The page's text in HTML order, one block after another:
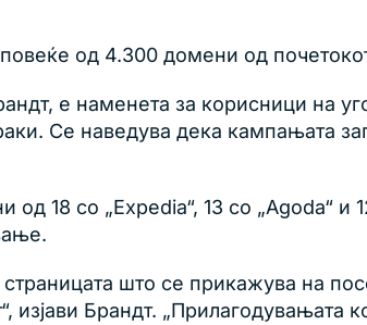
од 4.300 домени од
е наменета за корисници на
Се наведува дека кампањата
18 со „Expedia“, 13 со „Agoda“ и
што се прикажува на
изјави Брандт. „Прилагодувањата